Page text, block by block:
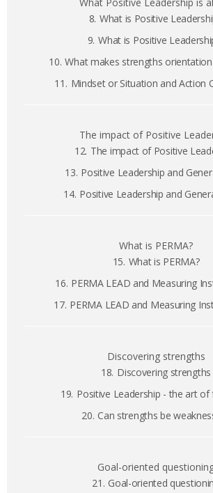
8. What is Positive
9. What is Positive
10. What makes strengths
11. Mindset or Situation and Action
The impact of Positive
12. The impact of Positive
13. Positive Leadership and
14. Positive Leadership and
What is PERMA?
15. What is PERMA?
16. PERMA LEAD and Measuring
17. PERMA LEAD and Measuring
Discovering strengths
18. Discovering strengths
19. Positive Leadership - the art of
20. Can strengths be
Goal-oriented
21. Goal-oriented